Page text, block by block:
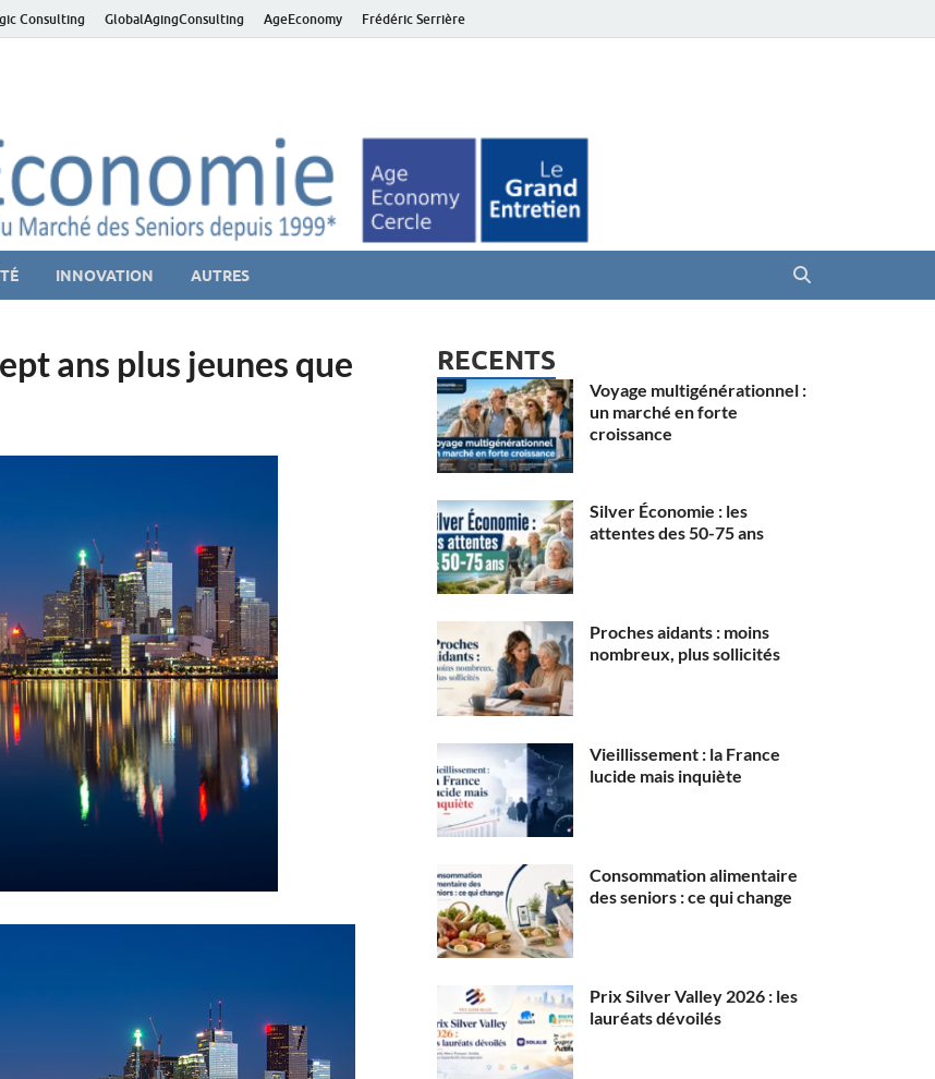
Consulting GlobalAgingConsulting AgeEconomy Frédéric Serrière
INNOVATION AUTRES
ans plus jeunes que
RECENTS
Voyage multigénérationnel :
un marché en forte
croissance
Silver Économie : les
attentes des 50-75 ans
Proches aidants : moins
nombreux, plus sollicités
Vieillissement : la France
lucide mais inquiète
Consommation alimentaire
des seniors : ce qui change
Prix Silver Valley 2026 : les
lauréats dévoilés